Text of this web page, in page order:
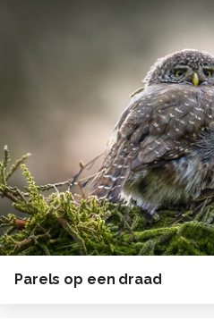
Parels op een draad